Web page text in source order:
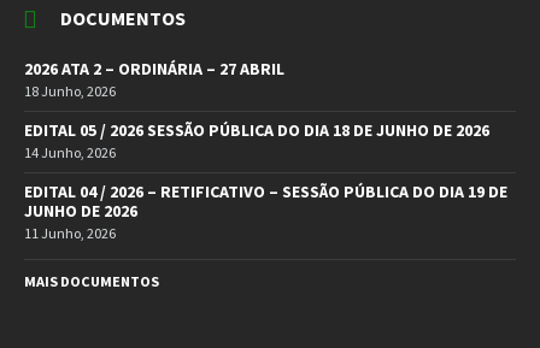
DOCUMENTOS
2026 ATA 2 – ORDINÁRIA – 27 ABRIL
18 Junho, 2026
EDITAL 05 / 2026 SESSÃO PÚBLICA DO DIA 18 DE JUNHO DE 2026
14 Junho, 2026
EDITAL 04 / 2026 – RETIFICATIVO – SESSÃO PÚBLICA DO DIA 19 DE
JUNHO DE 2026
11 Junho, 2026
MAIS DOCUMENTOS